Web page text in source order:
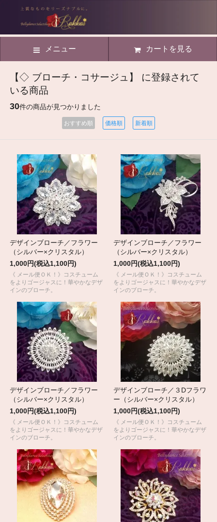
メニュー カートを見る
【◇ ブローチ・コサージュ】 に登録されて
いる商品
30件の商品が見つかりました
おすすめ順 価格順 新着順
デザインブローチ／フラワー
（シルバー×クリスタル）
1,000円(税込1,100円)
《 メール便ＯＫ！》コスチューム
をよりゴージャスに！華やかなデザ
インのブローチ。
デザインブローチ／フラワー
（シルバー×クリスタル）
1,000円(税込1,100円)
《 メール便ＯＫ！》コスチューム
をよりゴージャスに！華やかなデザ
インのブローチ。
デザインブローチ／フラワー
（シルバー×クリスタル）
1,000円(税込1,100円)
《 メール便ＯＫ！》コスチューム
をよりゴージャスに！華やかなデザ
インのブローチ。
デザインブローチ／３Dフラワ
ー（シルバー×クリスタル）
1,000円(税込1,100円)
《 メール便ＯＫ！》コスチューム
をよりゴージャスに！華やかなデザ
インのブローチ。